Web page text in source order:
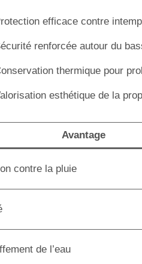
efficace contre
renforcée autour du
thermique pour
esthétique de la
Avantage
contre la pluie
de l’eau